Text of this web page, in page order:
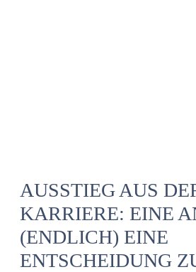
AUSSTIEG AUS
KARRIERE: EINE
(ENDLICH) EINE
ENTSCHEIDUNG